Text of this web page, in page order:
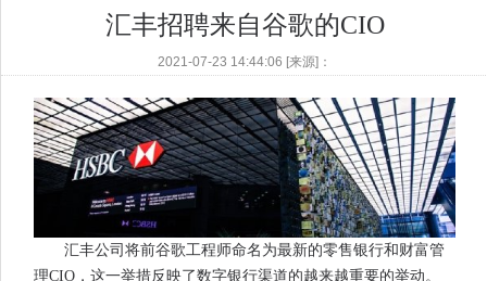
汇丰招聘来自谷歌的CIO
2021-07-23 14:44:06 [来源]：
汇丰公司将前谷歌工程师命名为最新的零售银行和财富管
理CIO，这一举措反映了数字银行渠道的越来越重要的举动。